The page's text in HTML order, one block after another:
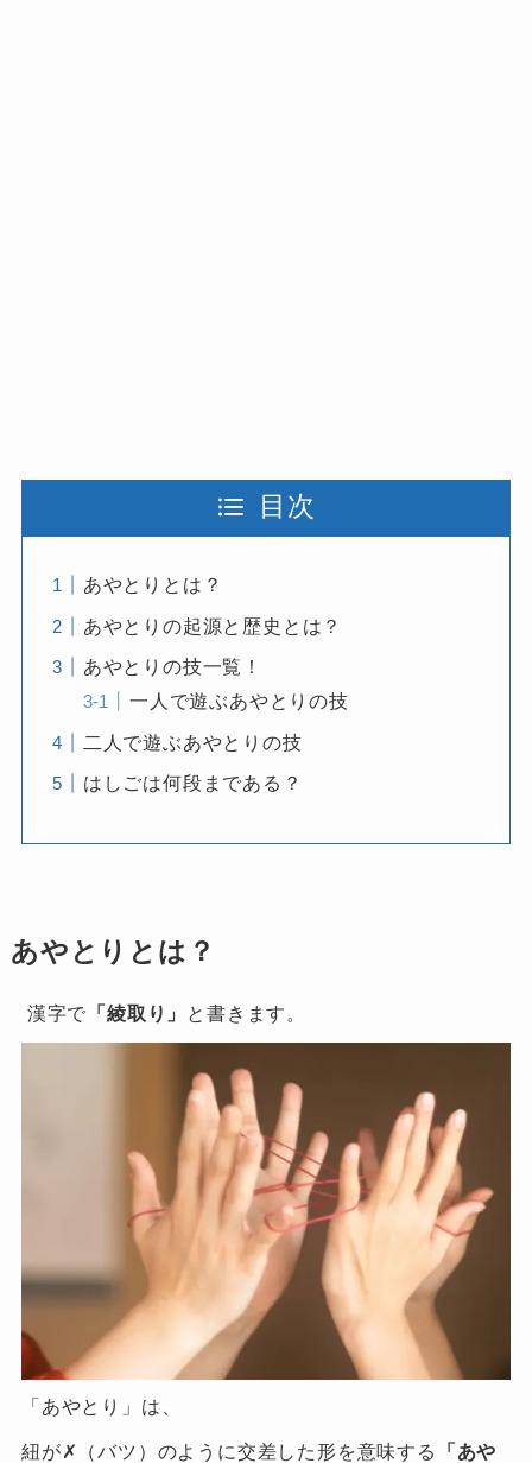
目次
あやとりとは？
あやとりの起源と歴史とは？
あやとりの技一覧！
一人で遊ぶあやとりの技
二人で遊ぶあやとりの技
はしごは何段まである？
あやとりとは？
漢字で 「綾取り」 と書きます。
「あやとり」は、
紐が✗（バツ）のように交差した形を意味する
「あや